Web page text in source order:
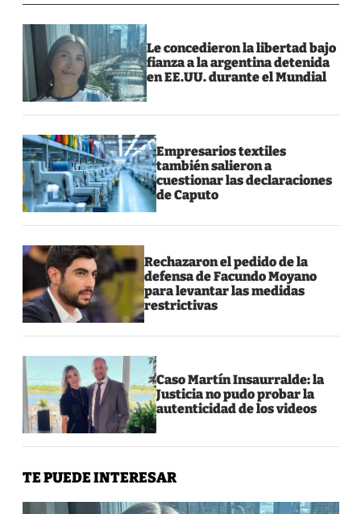
Le concedieron la libertad bajo
fianza a la argentina detenida
en EE.UU. durante el Mundial
Empresarios textiles
también salieron a
cuestionar las declaraciones
de Caputo
Rechazaron el pedido de la
defensa de Facundo Moyano
para levantar las medidas
restrictivas
Caso Martín Insaurralde: la
Justicia no pudo probar la
autenticidad de los videos
TE PUEDE INTERESAR